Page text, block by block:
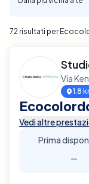
72 risultati per
Via
1.8
Vedi altre
Prima
-